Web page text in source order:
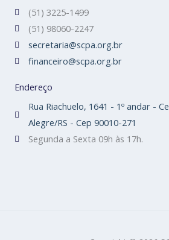
(51) 3225-1499
(51) 98060-2247
secretaria@scpa.org.br
financeiro@scpa.org.br
Endereço
Rua Riachuelo, 1641 - 1º andar -
Alegre/RS - Cep 90010-271
Segunda a Sexta 09h às 17h.